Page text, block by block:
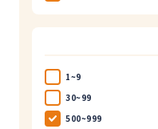
1~9
30~99
500~999